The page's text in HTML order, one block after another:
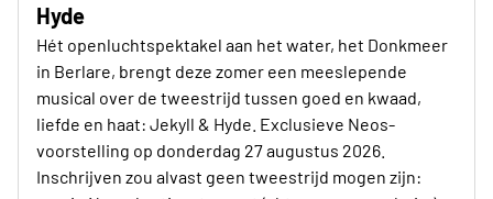
Hyde
Hét openluchtspektakel aan het water, het Donkmeer
in Berlare, brengt deze zomer een meeslepende
musical over de tweestrijd tussen goed en kwaad,
liefde en haat: Jekyll & Hyde. Exclusieve Neos-
voorstelling op donderdag 27 augustus 2026.
Inschrijven zou alvast geen tweestrijd mogen zijn: